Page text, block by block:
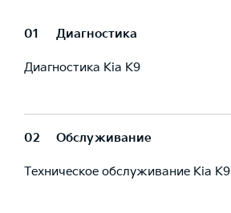
01 Диагностика
Диагностика Kia K9
02 Обслуживание
Техническое обслуживание Kia K9